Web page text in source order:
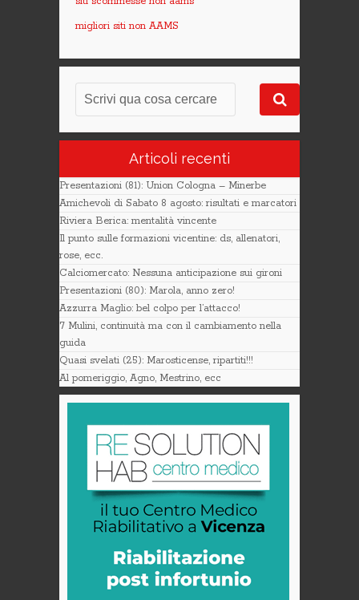
migliori siti non AAMS
Articoli recenti
Presentazioni (81): Union Cologna – Minerbe
Amichevoli di Sabato 8 agosto: risultati e marcatori
Riviera Berica: mentalità vincente
Il punto sulle formazioni vicentine: ds, allenatori,
rose, ecc.
Calciomercato: Nessuna anticipazione sui gironi
Presentazioni (80): Marola, anno zero!
Azzurra Maglio: bel colpo per l’attacco!
7 Mulini, continuità ma con il cambiamento nella
guida
Quasi svelati (25): Marosticense, ripartiti!!!
Al pomeriggio, Agno, Mestrino, ecc